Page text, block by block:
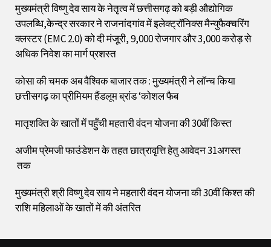
मुख्यमंत्री विष्णु देव साय के नेतृत्व में छत्तीसगढ़ को बड़ी औद्योगिक
उपलब्धि,केन्द्र सरकार ने राजनांदगांव में इलेक्ट्रॉनिक्स मैन्युफैक्चरिंग
क्लस्टर (EMC 2.0) को दी मंजूरी, 9,000 रोजगार और ₹3,000 करोड़ से
अधिक निवेश का मार्ग प्रशस्त
कोसा की चमक अब वैश्विक बाजार तक : मुख्यमंत्री ने लॉन्च किया
छत्तीसगढ़ का प्रीमियम हैंडलूम ब्रांड ‘कोशल फैब
मातृशक्ति के खातों में पहुँची महतारी वंदन योजना की 30वीं किस्त
अजीम प्रेमजी फाउंडेशन के तहत छात्रावृत्ति हेतु आवेदन 31अगस्त
तक
मुख्यमंत्री श्री विष्णु देव साय ने महतारी वंदन योजना की 30वीं किश्त की
राशि महिलाओं के खातों में की अंतरित